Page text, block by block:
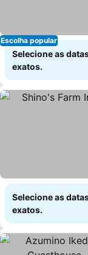
Escolha popular
Selecione as
exatos.
Selecione as
exatos.